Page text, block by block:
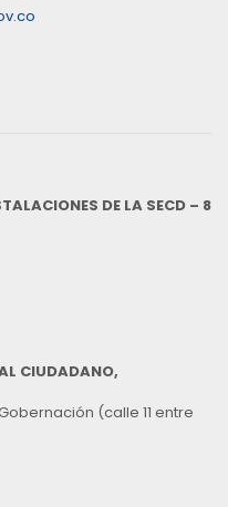
DE LA SECD – 8
CIUDADANO,
(calle 11 entre